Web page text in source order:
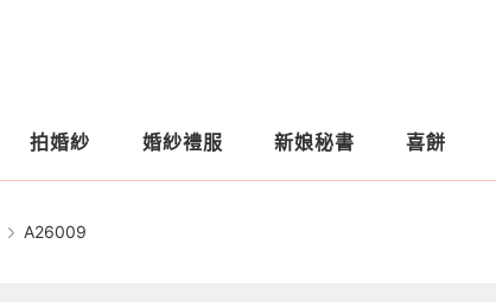
拍婚紗 婚紗禮服 新娘秘書 喜餅
A26009